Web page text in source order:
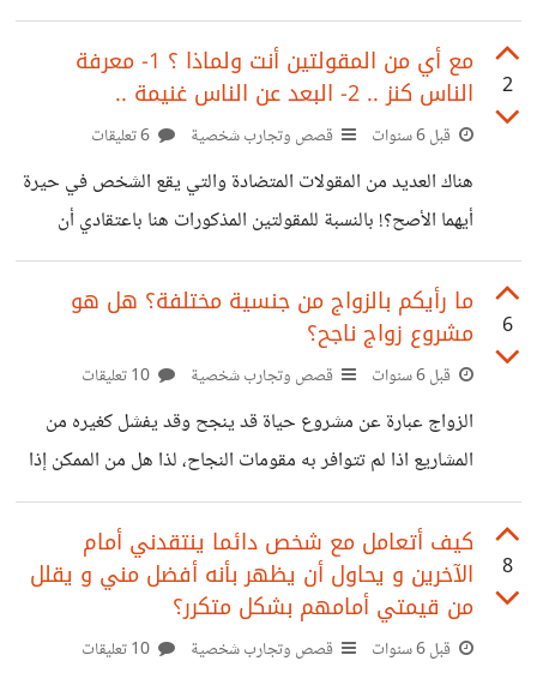
تظهر عليه، وبعد أن يشخّص الداء يذهب للبحث عن الدواء، ,قد
يكون ذلك صحيحاً وينفع للبعض، وقد يكون خاطئاً ضاراً للبعض
الآخر. برأيي هذه الظاهرة خطيرة إلى حدٍ ما حيث تتشابه
الأعراض للكثير من الأمراض مع بعضها البعض وقد تجتمع في
الشخص فيعتقد أنه مصاب بها ويتناول دواء بناءاً على ذلك مسبباً
مضاعفات لديه ومخفية المرض الأساسي المصاب به.
2
مع أي من المقولتين أنت ولماذا ؟ 1- معرفة
الناس كنز .. 2- البعد عن الناس غنيمة ..
قبل 6 سنوات قصص وتجارب شخصية
هناك العديد من المقولات المتضادة والتي يقع الشخص في حيرة
أيهما الأصح؟! بالنسبة للمقولتين المذكورات هنا باعتقادي أن
كليهما صحيحتين وفقاً للأشخاص الذين تتعامل معهم، مثلاً هناك
أشخاص تجد بقربهم كل خير فهم كنز بالنسبة لنا، من جانب آخر
هناك أشخاص سلبيين سيئين جداً ينطبق عليهم القول الآخر بأن
البعد عنهم غنيمة. وأنتم ما رأيكم .. *مع أي من المقولتين أنت
ولماذا ؟ 1- معرفة الناس كنز .. 2- البعد عن الناس غنيمة ..*
6
ما رأيكم بالزواج من جنسية مختلفة؟ هل هو
مشروع زواج ناجح؟
قبل 6 سنوات قصص وتجارب شخصية
الزواج عبارة عن مشروع حياة قد ينجح وقد يفشل كغيره من
المشاريع اذا لم تتوافر به مقومات النجاح، لذا هل من الممكن إذا
تزوج شخص من جنسية أخرى أن ينجحا معاً؟ أعتقد من وجهة
نظري بأنّ الزواج يحتاج لتقارب في الكثير من الجوانب بين
الشريكين، وتحقق ذلك بين جنسيتين مختلفتين قد نشئا في
بيئتين مختلفتين ضمن ظروف وعادات وتقاليد واعتقادات
مختلفة قد يبدو صعباً، برغم أنه قد يكون مشروع زواج ناجح
8
كيف أتعامل مع شخص دائما ينتقدني أمام
الآخرين و يحاول أن يظهر بأنه أفضل مني و يقلل
من قيمتي أمامهم بشكل متكرر؟
قبل 6 سنوات قصص وتجارب شخصية